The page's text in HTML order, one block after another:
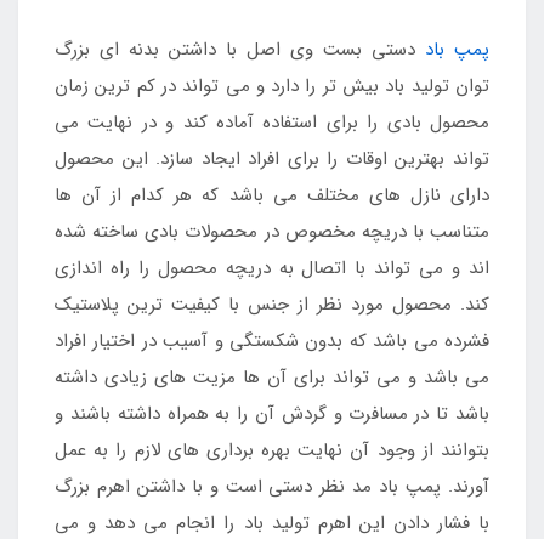
پمپ باد دستی بست وی اصل با داشتن بدنه ای بزرگ
توان تولید باد بیش تر را دارد و می تواند در کم ترین زمان
محصول بادی را برای استفاده آماده کند و در نهایت می
تواند بهترین اوقات را برای افراد ایجاد سازد. این محصول
دارای نازل های مختلف می باشد که هر کدام از آن ها
متناسب با دریچه مخصوص در محصولات بادی ساخته شده
اند و می تواند با اتصال به دریچه محصول را راه اندازی
کند. محصول مورد نظر از جنس با کیفیت ترین پلاستیک
فشرده می باشد که بدون شکستگی و آسیب در اختیار افراد
می باشد و می تواند برای آن ها مزیت های زیادی داشته
باشد تا در مسافرت و گردش آن را به همراه داشته باشند و
بتوانند از وجود آن نهایت بهره برداری های لازم را به عمل
آورند. پمپ باد مد نظر دستی است و با داشتن اهرم بزرگ
با فشار دادن این اهرم تولید باد را انجام می دهد و می